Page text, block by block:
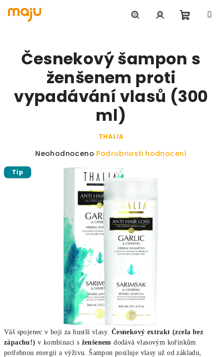
Váš spojenec v boji za hustší vlasy. Česnekový extrakt (zcela bez
zápachu!) v kombinaci s ženšenem dodává vlasovým kořínkům
potřebnou energii a výživu. Šampon posiluje vlasy už od základu,
Česnekový šampon s
ženšenem proti
vypadávání vlasů (300
ml)
THALIA
Průměrné hodnocení produktu je 0,0 z 5
Neohodnoceno Podrobnosti hodnocení
Tip